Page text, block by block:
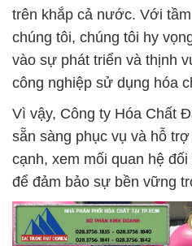
trên khắp cả nước. Với
chúng tôi, chúng tôi hy
vào sự phát triển và thịnh
công nghiệp sử dụng hóa
Vì vậy, Công ty Hóa Chất
sẵn sàng phục vụ và hỗ
cạnh, xem mối quan hệ
để đảm bảo sự bền vững